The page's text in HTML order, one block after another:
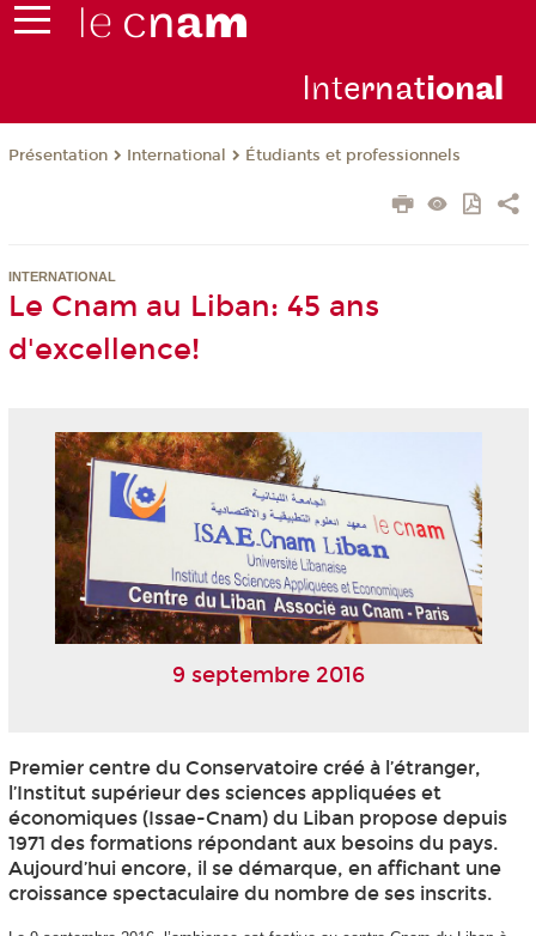
International
Présentation International Étudiants et professionnels
INTERNATIONAL
Le Cnam au Liban: 45 ans
d'excellence!
9 septembre 2016
Premier centre du Conservatoire créé à l’étranger,
l’Institut supérieur des sciences appliquées et
économiques (Issae-Cnam) du Liban propose depuis
1971 des formations répondant aux besoins du pays.
Aujourd’hui encore, il se démarque, en affichant une
croissance spectaculaire du nombre de ses inscrits.